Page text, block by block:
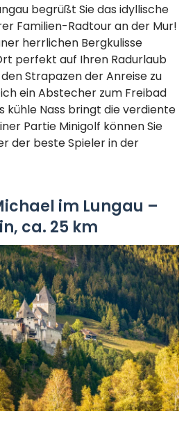
begrüßt Sie das idyllische
Familien-Radtour an der Mur!
herrlichen Bergkulisse
perfekt auf Ihren Radurlaub
Strapazen der Anreise zu
ein Abstecher zum Freibad
kühle Nass bringt die verdiente
Partie Minigolf können Sie
der beste Spieler in der
im Lungau –
ca. 25 km